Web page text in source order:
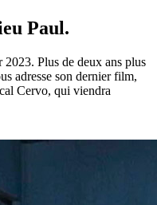
Paul.
Plus de deux ans plus
adresse son dernier film,
Cervo, qui viendra